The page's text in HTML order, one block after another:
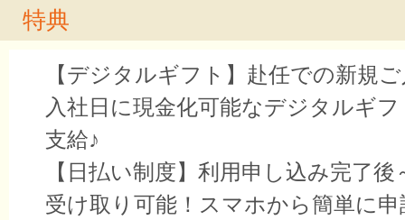
特典
【デジタルギフト】赴任での新規
入社日に現金化可能なデジタルギ
支給♪
【日払い制度】利用申し込み完了後
受け取り可能！スマホから簡単に